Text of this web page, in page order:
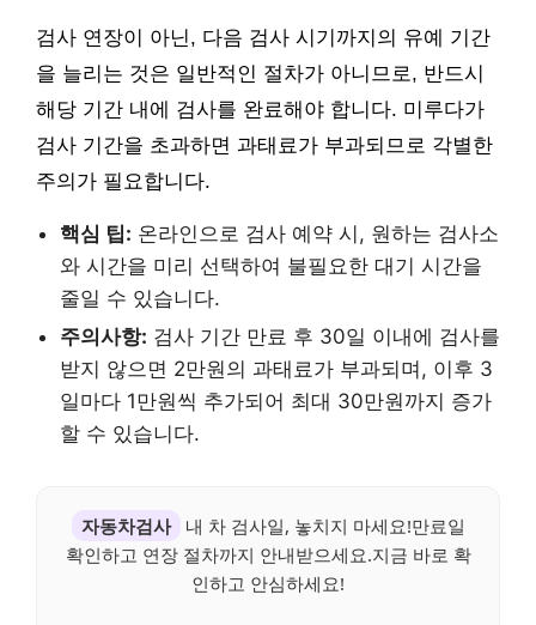
검사 연장이 아닌, 다음 검사 시기까지의 유예 기간
을 늘리는 것은 일반적인 절차가 아니므로, 반드시
해당 기간 내에 검사를 완료해야 합니다. 미루다가
검사 기간을 초과하면 과태료가 부과되므로 각별한
주의가 필요합니다.
핵심 팁: 온라인으로 검사 예약 시, 원하는 검사소
와 시간을 미리 선택하여 불필요한 대기 시간을
줄일 수 있습니다.
주의사항: 검사 기간 만료 후 30일 이내에 검사를
받지 않으면 2만원의 과태료가 부과되며, 이후 3
일마다 1만원씩 추가되어 최대 30만원까지 증가
할 수 있습니다.
자동차검사
내 차 검사일, 놓치지 마세요!만료일
확인하고 연장 절차까지 안내받으세요.지금 바로 확
인하고 안심하세요!